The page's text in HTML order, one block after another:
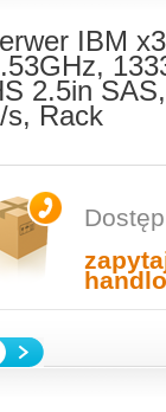
IBM
2.5in
s, Rack